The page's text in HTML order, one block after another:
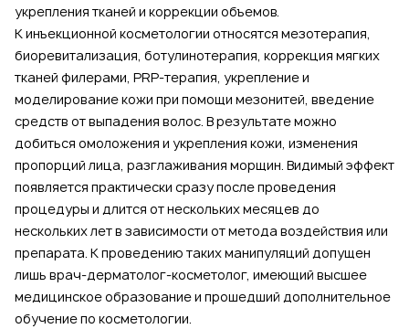
укрепления тканей и коррекции объемов.
К инъекционной косметологии относятся мезотерапия,
биоревитализация, ботулинотерапия, коррекция мягких
тканей филерами, PRP-терапия, укрепление и
моделирование кожи при помощи мезонитей, введение
средств от выпадения волос. В результате можно
добиться омоложения и укрепления кожи, изменения
пропорций лица, разглаживания морщин. Видимый эффект
появляется практически сразу после проведения
процедуры и длится от нескольких месяцев до
нескольких лет в зависимости от метода воздействия или
препарата. К проведению таких манипуляций допущен
лишь врач-дерматолог-косметолог, имеющий высшее
медицинское образование и прошедший дополнительное
обучение по косметологии.